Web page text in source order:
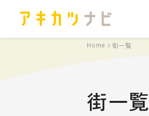
Home 街一覧
街一覧